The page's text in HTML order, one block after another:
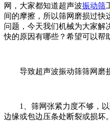
网，大家都知道超声波振动筛
间的摩擦，所以筛网磨损过快
问题，今天我们机械为大家解
快的原因有哪些？希望可以帮
导致超声波振动筛筛网磨损
1、筛网张紧力度不够，以
边缘或包边压条处断裂或损坏。